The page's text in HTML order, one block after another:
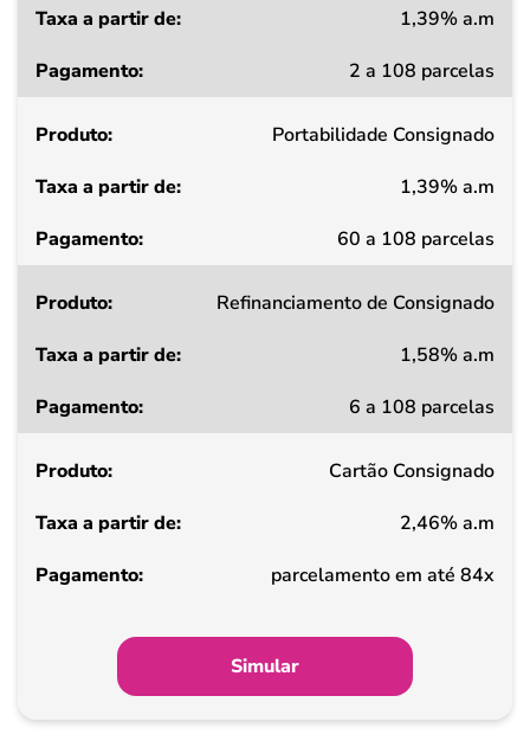
a
de
Pagamento
1,39% a.m
2 a 108 parcelas
Portabilidade Consignado
1,39% a.m
60 a 108 parcelas
Refinanciamento de Consignado
1,58% a.m
6 a 108 parcelas
Cartão Consignado
2,46% a.m
parcelamento em até 84x
Simular